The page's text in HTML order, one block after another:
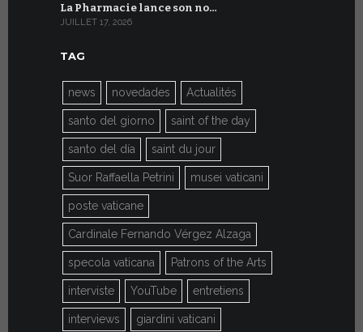
La Pharmacie lance son no…
JUILLET 17, 2026
TAG
news novedades Actualités
santo del giorno saint of the day
santo del día saint du jour
Suor Raffaella Petrini musei vaticani
poste vaticane
Cardinale Fernando Vérgez Alzaga
specola vaticana Patrons of the Arts
interviste YouTube entretiens
interviews giardini vaticani